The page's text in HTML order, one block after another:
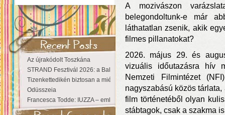
Az újrakódolt Toszkána
STRAND Fesztivál 2026: a Balaton partján a nyár még tart!
Tizenkettedikén biztosan a miénk a Sziget!
Odüsszeia
Francesca Todde: IUZZA – emlékezet, táj és irodalom találkozása a Mai
A mozivászon
belegondoltunk-e már
láthatatlan zsenik, akik
filmes pillanatokat?
2026. május 29. és
vizuális időutazásra hív
Nemzeti Filmintézet
nagyszabású közös
film történetéből olyan
stábtagok, csak a szakma